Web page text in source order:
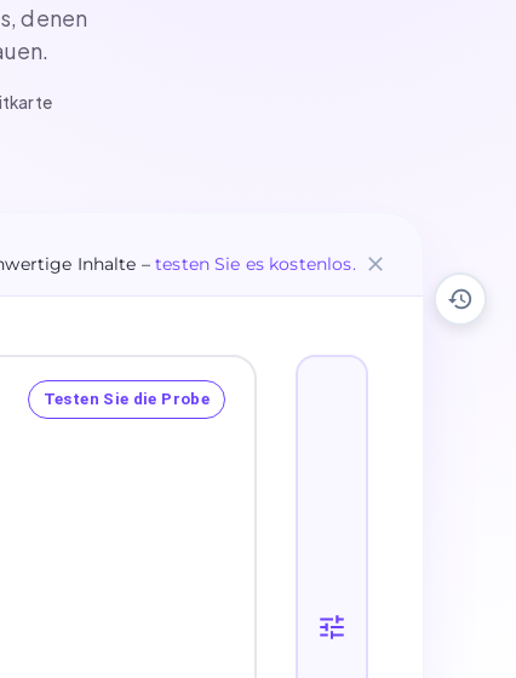
denen
Inhalte – testen Sie es kostenlos.
Testen Sie die Probe